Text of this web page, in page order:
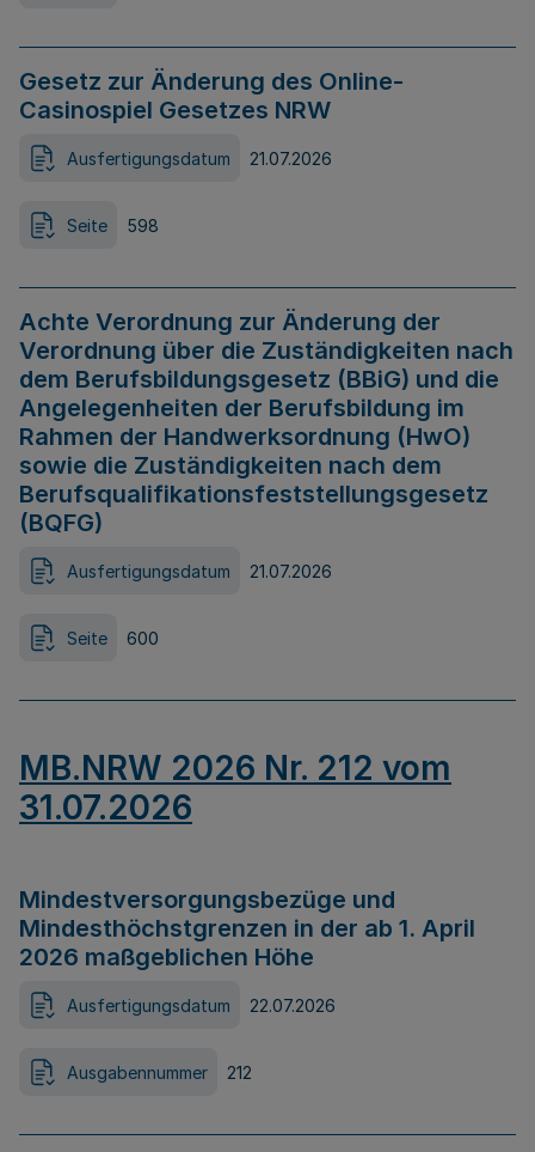
Gesetz zur Änderung des Online-
Casinospiel Gesetzes NRW
Ausfertigungsdatum 21.07.2026
Seite 598
Achte Verordnung zur Änderung der
Verordnung über die Zuständigkeiten nach
dem Berufsbildungsgesetz (BBiG) und die
Angelegenheiten der Berufsbildung im
Rahmen der Handwerksordnung (HwO)
sowie die Zuständigkeiten nach dem
Berufsqualifikationsfeststellungsgesetz
(BQFG)
Ausfertigungsdatum 21.07.2026
Seite 600
MB.NRW 2026 Nr. 212 vom
31.07.2026
Mindestversorgungsbezüge und
Mindesthöchstgrenzen in der ab 1. April
2026 maßgeblichen Höhe
Ausfertigungsdatum 22.07.2026
Ausgabennummer 212